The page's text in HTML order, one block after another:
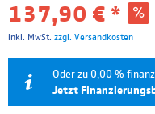
137,90 € *
inkl. MwSt. zzgl. Versandkosten
Oder zu 0,00 %
Jetzt